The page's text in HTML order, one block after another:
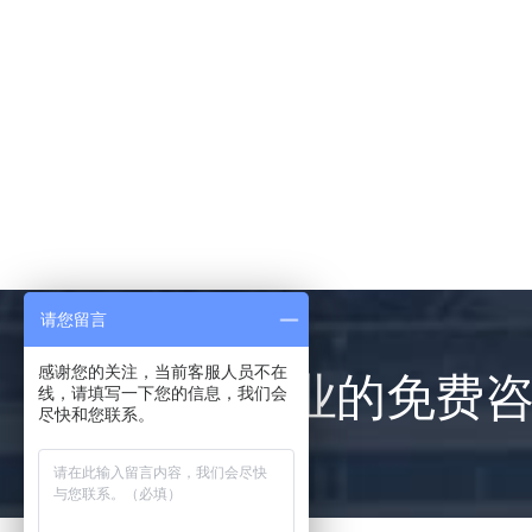
提供专业的免费
请您留言
感谢您的关注，当前客服人员不在
线，请填写一下您的信息，我们会
尽快和您联系。